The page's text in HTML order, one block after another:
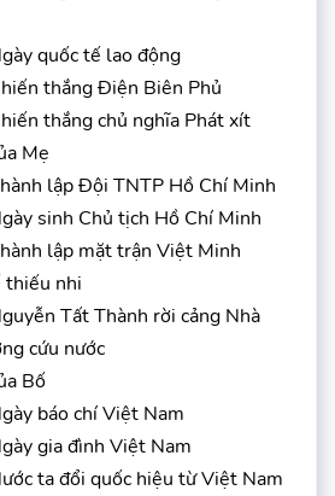
quốc tế lao động
thắng Điện Biên Phủ
thắng chủ nghĩa Phát xít
Mẹ
lập Đội TNTP Hồ Chí Minh
sinh Chủ tịch Hồ Chí Minh
lập mặt trận Việt Minh
nhi
Tất Thành rời cảng Nhà
cứu nước
Bố
báo chí Việt Nam
gia đình Việt Nam
ta đổi quốc hiệu từ Việt Nam